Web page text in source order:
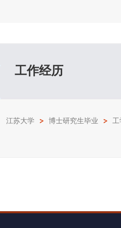
工作经历
江苏大学 博士研究生毕业 工